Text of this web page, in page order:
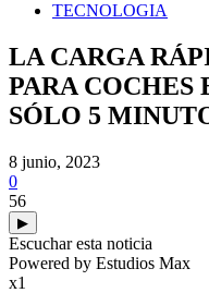
TECNOLOGIA
LA CARGA
PARA COCHES
SÓLO 5
8 junio, 2023
0
56
▶
Escuchar esta noticia
Powered by Estudios Max
x1